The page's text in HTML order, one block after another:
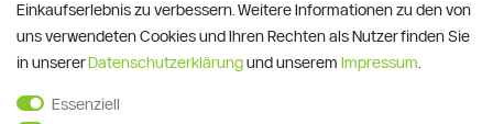
Einkaufserlebnis zu verbessern. Weitere Informationen zu den von
uns verwendeten Cookies und Ihren Rechten als Nutzer finden Sie
in unsererDaten­schutz­erklärungund unserem Impressum
Essenziell